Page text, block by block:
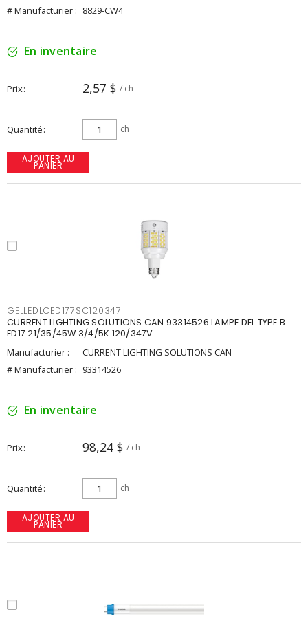
# Manufacturier : 8829-CW4
En inventaire
Prix 2,57 $ / ch
Quantité ch
AJOUTER AU
PANIER
GELLEDLCED177SC120347
CURRENT LIGHTING SOLUTIONS CAN 93314526 LAMPE DEL TYPE B
ED17 21/35/45W 3/4/5K 120/347V
Manufacturier :
CURRENT LIGHTING SOLUTIONS CAN
# Manufacturier : 93314526
En inventaire
Prix 98,24 $ / ch
Quantité ch
AJOUTER AU
PANIER